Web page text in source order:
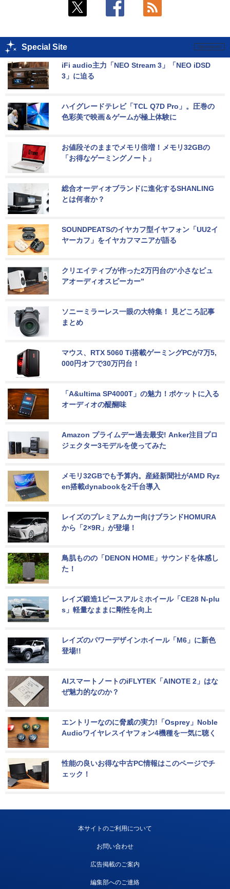
Special Site
iFi audio主力「NEO Stream 3」「NEO iDSD
3」に迫る
ハイグレードテレビ「TCL Q7D Pro」。圧巻の
色彩美で映画＆ゲームが極上体験に
お値段そのままでメモリ倍増！メモリ32GBの
「お得なゲーミングノート」
総合オーディオブランドに進化するSHANLING
とは何者か？
SOUNDPEATSのイヤカフ型イヤフォン「UU2イ
ヤーカフ」をイヤカフマニアが語る
クリエイティブが作った2万円台の“小さなピュ
アオーディオスピーカー”
ソニーミラーレス一眼の大特集！ 見どころ記事
まとめ
マウス、RTX 5060 Ti搭載ゲーミングPCが7万5,
000円オフで30万円台！
「A&ultima SP4000T」の魅力！ポケットに入る
オーディオの醍醐味
Amazon プライムデー過去最安! Anker注目プロ
ジェクター3モデルを使ってみた
メモリ32GBでも予算内。産経新聞社がAMD Ryz
en搭載dynabookを2千台導入
レイズのプレミアムカー向けブランドHOMURA
から「2×9R」が登場！
鳥肌ものの「DENON HOME」サウンドを体感し
た！
レイズ鍛造1ピースアルミホイール「CE28 N-plu
s」軽量なままに剛性を向上
レイズのパワーデザインホイール「M6」に新色
登場!!
AIスマートノートのiFLYTEK「AINOTE 2」はな
ぜ魅力的なのか？
エントリーなのに脅威の実力!「Osprey」Noble
Audioワイヤレスイヤフォン4機種を一気に聴く
性能の良いお得な中古PC情報はこのページでチ
ェック！
本サイトのご利用について
お問い合わせ
広告掲載のご案内
編集部へのご連絡